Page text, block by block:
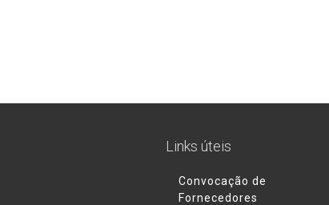
Links úteis
Convocação de
Fornecedores